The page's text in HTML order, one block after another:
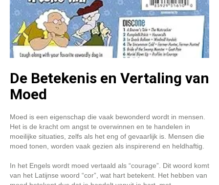
De Betekenis en Vertaling van
Moed
Moed is een eigenschap die vaak bewonderd wordt in mensen.
Het is de kracht om angst te overwinnen en te handelen in
moeilijke situaties, zelfs als het eng of gevaarlijk is. Mensen die
moed tonen, worden vaak gezien als inspirerend en heldhaftig.
In het Engels wordt moed vertaald als “courage”. Dit woord komt
van het Latijnse woord “cor”, wat hart betekent. Het hebben van